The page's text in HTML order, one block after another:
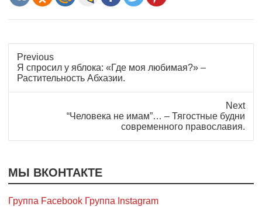
Previous
Previous
post:
Я спросил у яблока: «Где моя любимая?» –
Растительность Абхазии.
Next
“Человека не имам”… – Тягостные будни
современного православия.
МЫ ВКОНТАКТЕ
Группа Facebook Группа Instagram